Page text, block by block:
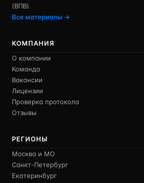
(ВПВ)
Все материалы →
КОМПАНИЯ
О компании
Команда
Вакансии
Лицензии
Проверка протокола
Отзывы
РЕГИОНЫ
Москва и МО
Санкт-Петербург
Екатеринбург